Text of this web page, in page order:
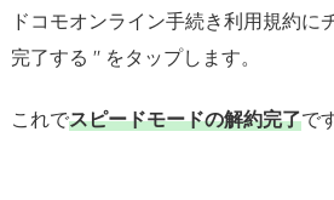
ドコモオンライン手続き利用規約に
完了する " をタップします。
これでスピードモードの解約完了で